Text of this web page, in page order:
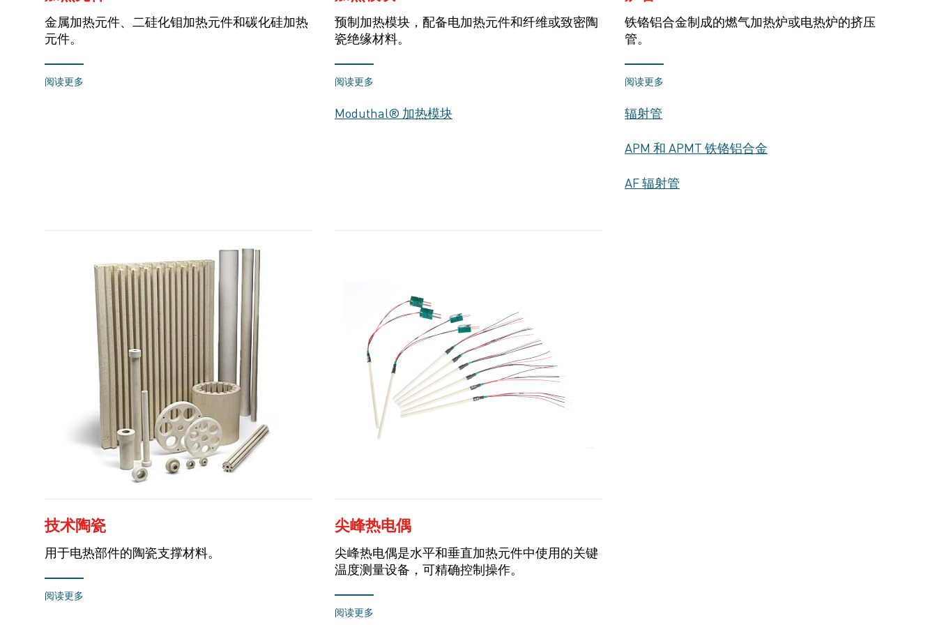
金属加热元件、二硅化钼加热元件和碳化硅加热
元件。
阅读更多
预制加热模块，配备电加热元件和纤维或致密陶
瓷绝缘材料。
阅读更多
Moduthal® 加热模块
铁铬铝合金制成的燃气加热炉或电热炉的挤压
管。
阅读更多
辐射管
APM 和 APMT 铁铬铝合金
AF 辐射管
技术陶瓷
用于电热部件的陶瓷支撑材料。
阅读更多
尖峰热电偶
尖峰热电偶是水平和垂直加热元件中使用的关键
温度测量设备，可精确控制操作。
阅读更多